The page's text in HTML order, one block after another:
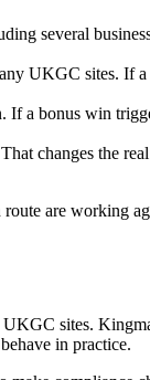
several
UKGC sites. If
If a bonus win
changes the
are working
sites.
in practice.